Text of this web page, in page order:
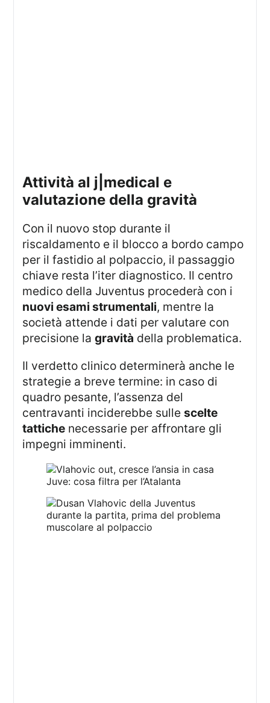
attività al j|medical e
valutazione della gravità
Con il nuovo stop durante il
riscaldamento e il blocco a bordo campo
per il fastidio al polpaccio, il passaggio
chiave resta l’iter diagnostico. Il centro
medico della Juventus procederà con i
nuovi esami strumentali, mentre la
società attende i dati per valutare con
precisione lagravità della problematica.
Il verdetto clinico determinerà anche le
strategie a breve termine: in caso di
quadro pesante, l’assenza del
centravanti inciderebbe sullescelte
tattiche necessarie per affrontare gli
impegni imminenti.